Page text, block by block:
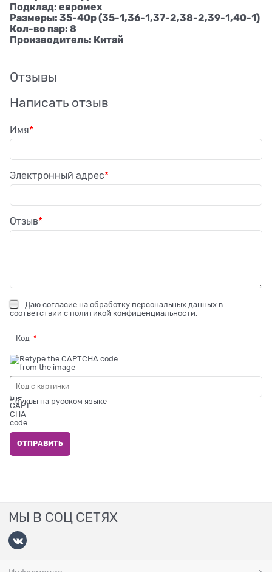
Подклад: евромех
Размеры: 35-40р (35-1,36-1,37-2,38-2,39-1,40-1)
Кол-во пар: 8
Производитель: Китай
Отзывы
Написать отзыв
Имя
Электронный адрес
Отзыв
Даю согласие на обработку персональных данных в
соответствии с политикой конфиденциальности
Код
* буквы на русском языке
МЫ В СОЦ СЕТЯХ